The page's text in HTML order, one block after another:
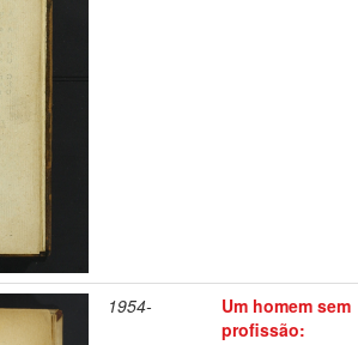
1954-
Um homem sem
profissão: